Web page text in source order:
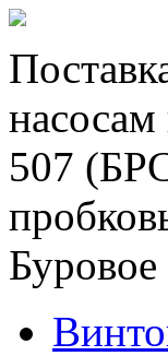
507